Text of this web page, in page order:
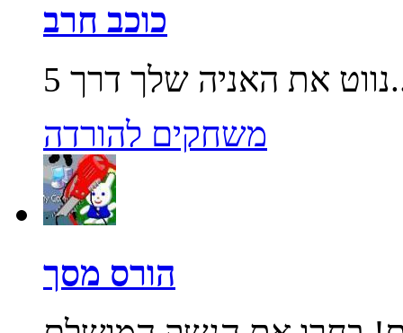
כוכב חרב
5...
משחקים להורדה
הורס מסך